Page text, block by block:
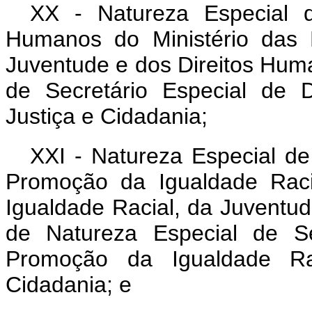
XX - Natureza Especial
Humanos do Ministério
Juventude e dos Direitos
de Secretário Especial de
Justiça e Cidadania;
XXI - Natureza Especial
Promoção da Igualdade
Igualdade Racial, da
de Natureza Especial de
Promoção da Igualdade
Cidadania; e